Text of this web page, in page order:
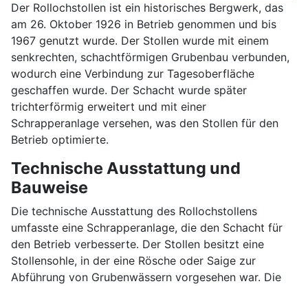
Der Rollochstollen ist ein historisches Bergwerk, das
am 26. Oktober 1926 in Betrieb genommen und bis
1967 genutzt wurde. Der Stollen wurde mit einem
senkrechten, schachtförmigen Grubenbau verbunden,
wodurch eine Verbindung zur Tagesoberfläche
geschaffen wurde. Der Schacht wurde später
trichterförmig erweitert und mit einer
Schrapperanlage versehen, was den Stollen für den
Betrieb optimierte.
Technische Ausstattung und
Bauweise
Die technische Ausstattung des Rollochstollens
umfasste eine Schrapperanlage, die den Schacht für
den Betrieb verbesserte. Der Stollen besitzt eine
Stollensohle, in der eine Rösche oder Saige zur
Abführung von Grubenwässern vorgesehen war. Die